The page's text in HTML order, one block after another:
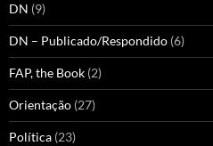
DN (9)
DN – Publicado/Respondido (6)
FAP, the Book (2)
Orientação (27)
Política (23)